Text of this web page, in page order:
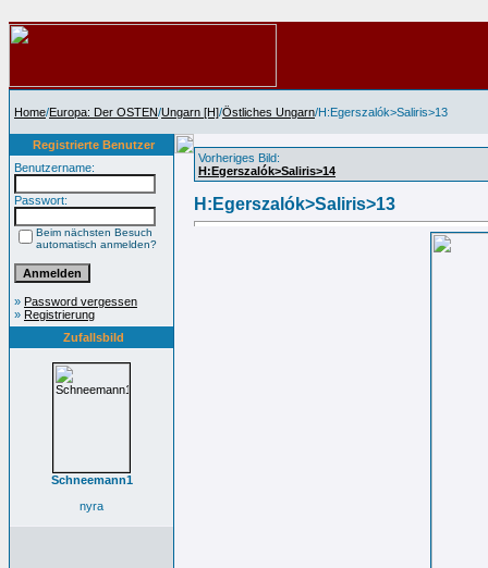
Home/Europa: Der OSTEN/Ungarn [H]/Östliches Ungarn/H:Egerszalók>Saliris>13
Registrierte Benutzer
Benutzername:
Passwort:
Beim nächsten Besuch
automatisch anmelden?
» Password vergessen
» Registrierung
Zufallsbild
Schneemann1
nyra
Vorheriges Bild:
H:Egerszalók>Saliris>14
H:Egerszalók>Saliris>13